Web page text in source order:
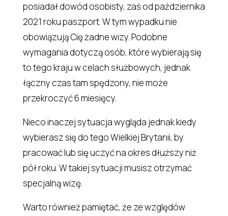
posiadał dowód osobisty, zaś od października
2021 roku paszport. W tym wypadku nie
obowiązują Cię żadne wizy. Podobne
wymagania dotyczą osób, które wybierają się
to tego kraju w celach służbowych, jednak
łączny czas tam spędzony, nie może
przekroczyć 6 miesięcy.
Nieco inaczej sytuacja wygląda jednak kiedy
wybierasz się do tego Wielkiej Brytanii, by
pracować lub się uczyć na okres dłuższy niż
pół roku. W takiej sytuacji musisz otrzymać
specjalną wizę.
Warto również pamiętać, że ze względów